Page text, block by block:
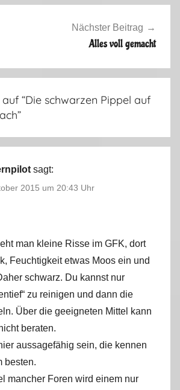
Nächster Beitrag
Alles voll gemacht
“Die schwarzen Pippel auf
”
sagt:
2015 um 20:43 Uhr
man kleine Risse im GFK, dort
Feuchtigkeit etwas Moos ein und
schwarz. Du kannst nur
zu reinigen und dann die
Über die geeigneten Mittel kann
beraten.
aussagefähig sein, die kennen
besten.
mancher Foren wird einem nur